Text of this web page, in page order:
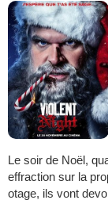
Le soir de Noël,
effraction sur la
otage, ils vont